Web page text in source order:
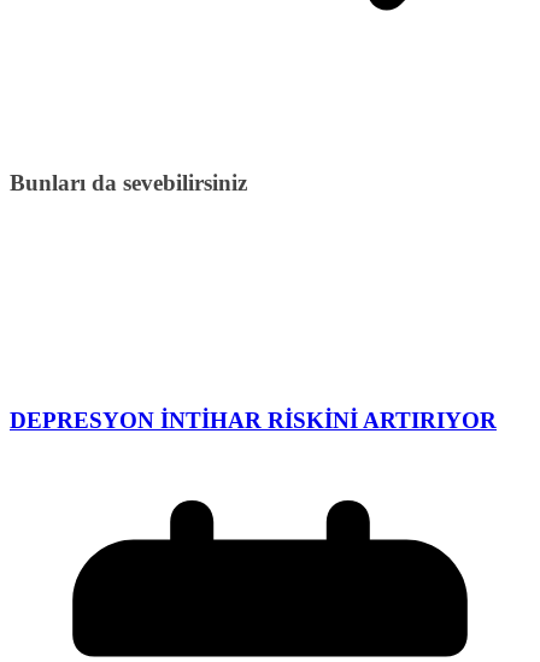
Bunları da sevebilirsiniz
DEPRESYON İNTİHAR RİSKİNİ ARTIRIYOR